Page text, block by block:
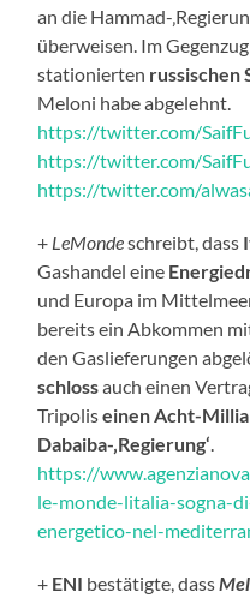
an die Hammad-
überweisen. Im
stationierten
Meloni habe abgelehnt.
https://twitter.com/
https://twitter.com/
https://twitter.com/
+ LeMondeschreibt, dass
Gashandel eine
und Europa im
bereits ein Abkommen
den Gaslieferungen
schlossauch einen
Tripoliseinen Acht-
Dabaiba-‚Regierung‘
https://
le-monde-litalia-sogna-
energetico-nel-
+ ENI bestätigte, dass